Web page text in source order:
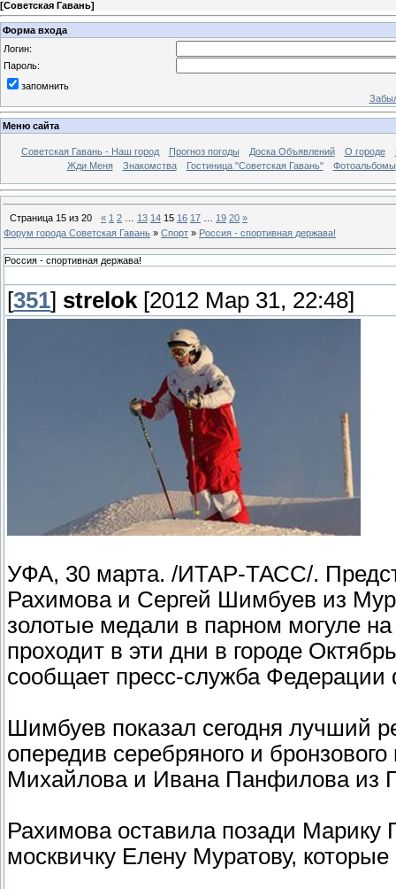
[Советская Гавань]
Форма входа
Логин:
Пароль:
запомнить
Меню сайта
Советская Гавань - Наш город Прогноз погоды Доска Объявлений О городе
Жди Меня
Знакомства Гостиница "Советская Гавань" Фотоальбомы
Страница 15 из 20 « 1 2 13 14 15 16 17 19 20 »
Форум города Советская Гавань » Спорт » Россия - спортивная держава!
Россия - спортивная держава!
[351] strelok [2012 Мар 31, 22:48]
УФА, 30 марта. /ИТАР-ТАСС/.
Рахимова и Сергей Шимбуев из
золотые медали в парном могуле
проходит в эти дни в городе
сообщает пресс-служба
Шимбуев показал сегодня лучший
опередив серебряного и
Михайлова и Ивана Панфилова из
Рахимова оставила позади Марику
москвичку Елену Муратову,